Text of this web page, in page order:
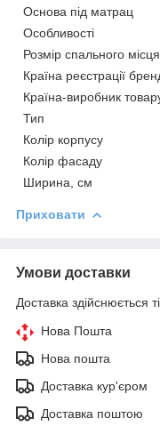
Основа під матрац
Особливості
Розмір спального місця
Країна реєстрації
Країна-виробник
Тип
Колір корпусу
Колір фасаду
Ширина, см
Приховати
Умови доставки
Доставка здійснюється
Нова Пошта
Нова пошта
Доставка кур'єром
Доставка поштою